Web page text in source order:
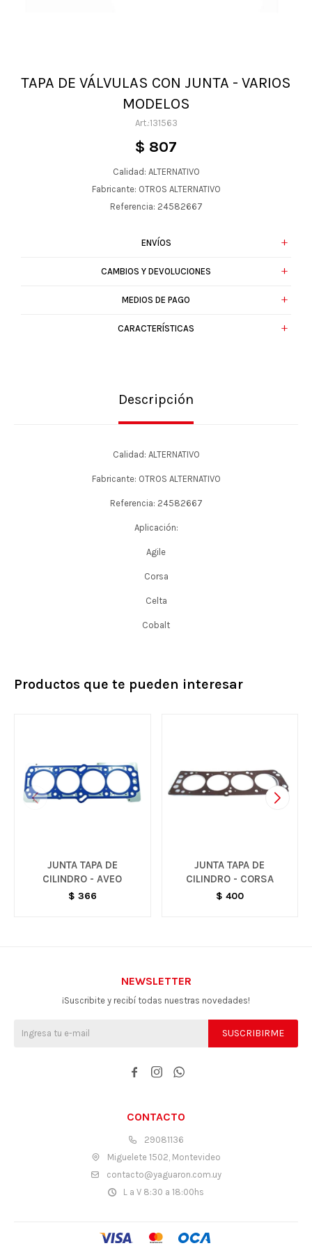
TAPA DE VÁLVULAS CON JUNTA - VARIOS
MODELOS
131563
$ 807
Calidad: ALTERNATIVO
Fabricante: OTROS ALTERNATIVO
Referencia: 24582667
ENVÍOS
CAMBIOS Y DEVOLUCIONES
MEDIOS DE PAGO
CARACTERÍSTICAS
Descripción
Calidad: ALTERNATIVO
Fabricante: OTROS ALTERNATIVO
Referencia: 24582667
Aplicación:
Agile
Corsa
Celta
Cobalt
Productos que te pueden interesar
JUNTA TAPA DE
CILINDRO - AVEO
$ 366
JUNTA TAPA DE
CILINDRO - CORSA
$ 400
CONTACTO
29081136
Miguelete 1502, Montevideo
contacto@yaguaron.com.uy
L a V 8:30 a 18:00hs
NEWSLETTER
¡Suscribite y recibí todas nuestras novedades!
SUSCRIBIRME
  